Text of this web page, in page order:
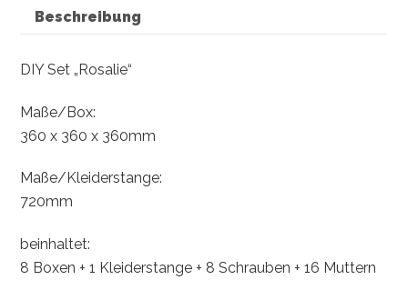
Beschreibung
DIY Set „Rosalie“
Maße/Box:
360 x 360 x 360mm
Maße/Kleiderstange:
720mm
beinhaltet:
8 Boxen + 1 Kleiderstange + 8 Schrauben + 16 Muttern